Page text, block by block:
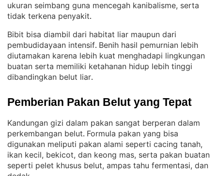
ukuran seimbang guna mencegah kanibalisme, serta
tidak terkena penyakit.
Bibit bisa diambil dari habitat liar maupun dari
pembudidayaan intensif. Benih hasil pemurnian lebih
diutamakan karena lebih kuat menghadapi lingkungan
buatan serta memiliki ketahanan hidup lebih tinggi
dibandingkan belut liar.
Pemberian Pakan Belut yang Tepat
Kandungan gizi dalam pakan sangat berperan dalam
perkembangan belut. Formula pakan yang bisa
digunakan meliputi pakan alami seperti cacing tanah,
ikan kecil, bekicot, dan keong mas, serta pakan buatan
seperti pelet khusus belut, ampas tahu fermentasi, dan